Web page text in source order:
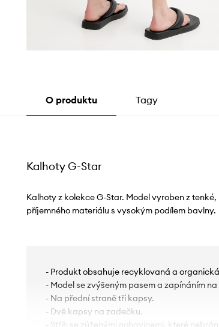
O produktu Tagy
Kalhoty G-Star
Kalhoty z kolekce G-Star. Model vyroben z
příjemného materiálu s vysokým podílem bavlny.
- Produkt obsahuje recyklovaná a
- Model se zvýšeným pasem a zapínáním
- Na přední straně tři kapsy.
- Dvě kapsy na zadečku.
- Střih se zúženými nohavicemi, které